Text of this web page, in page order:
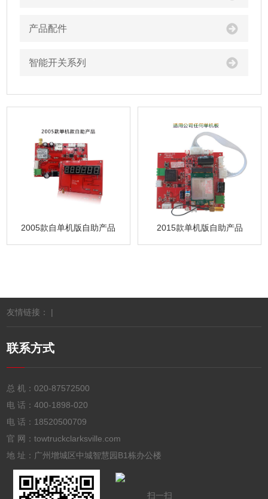
产品配件
智能开关系列
2005款自单机版自助产品 2015款单机版自助产品
友情链接： |
联系方式
总 机：020-87572500
电 话：400-1898-020
电 话： 18520500709
官 网：towtruckclarksville.com
地 址：广州增城区中城智慧园B1栋办公楼
扫一扫